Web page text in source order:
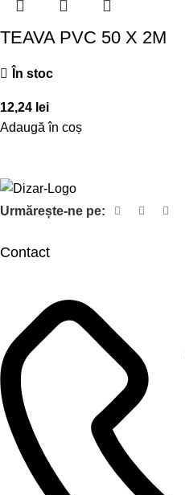
TEAVA PVC 50 X 2M
În stoc
12,24 lei
Adaugă în coș
Urmărește-ne pe:
Contact